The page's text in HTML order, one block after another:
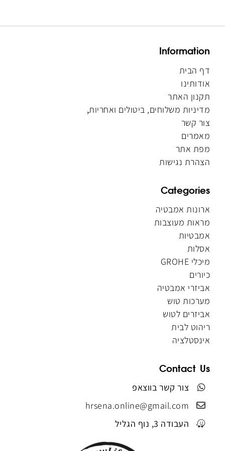
Information
דף הבית
אודותינו
תקנון האתר
מדיניות משלוחים, ביטולים ואחריות,
צור קשר
מאמרים
מפת אתר
הצהרת נגישות
Categories
ארונות אמבטיה
מראות מעוצבות
אמבטיות
אסלות
מיכלי GROHE
כיורים
אביזרי אמבטיה
מערכות טוש
אביזרים לטוש
ריהוט לבית
אינסטלציה
Contact Us
צור קשר בווצאפ
hrsena.online@gmail.com
העבודה 3, נוף הגליל